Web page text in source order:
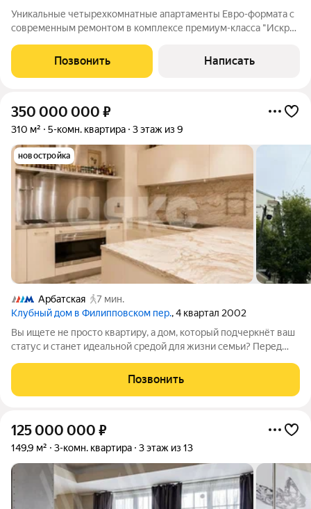
Уникальные четырехкомнатные апартаменты Евро-формата с
современным ремонтом в комплексе премиум-класса "Искра-
класса. Проект состоит из 10 не высотных секций. Фасады
отделаны гранитом и
Позвонить Написать
350 000 000 ₽
310 м² 5-комн. квартира 3 этаж из 9
новостройка
Арбатская
7 мин.
Клубный дом в Филипповском пер., 4 квартал 2002
Вы ищете не просто квартиру, а дом, который подчеркнёт ваш
статус и станет идеальной средой для жизни семьи? Перед
дизайнерским ремонтом в одном из самых престижных
районов столицы. Это
Позвонить
125 000 000 ₽
149,9 м² 3-комн. квартира 3 этаж из 13